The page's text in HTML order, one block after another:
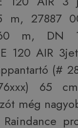
m, 27887
m, DN
120 AIR
(#
65
még